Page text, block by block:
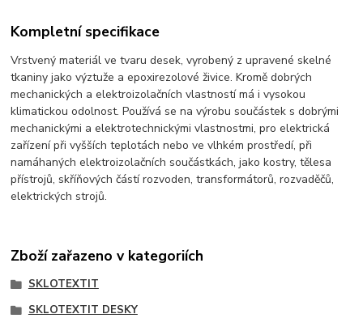
Kompletní specifikace
Vrstvený materiál ve tvaru desek, vyrobený z upravené skelné
tkaniny jako výztuže a epoxirezolové živice. Kromě dobrých
mechanických a elektroizolačních vlastností má i vysokou
klimatickou odolnost. Používá se na výrobu součástek s dobrými
mechanickými a elektrotechnickými vlastnostmi, pro elektrická
zařízení při vyšších teplotách nebo ve vlhkém prostředí, při
namáhaných elektroizolačních součástkách, jako kostry, tělesa
přístrojů, skříňových částí rozvoden, transformátorů, rozvaděčů,
elektrických strojů.
Zboží zařazeno v kategoriích
SKLOTEXTIT
SKLOTEXTIT DESKY